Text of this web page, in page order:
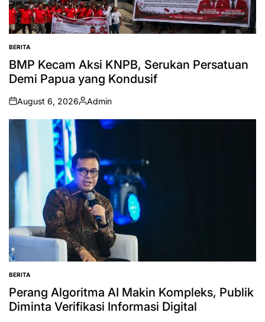
POSTED
IN
BERITA
BMP Kecam Aksi KNPB, Serukan Persatuan
Demi Papua yang Kondusif
on
August 6, 2026
Posted
by
Admin
POSTED
IN
BERITA
Perang Algoritma AI Makin Kompleks, Publik
Diminta Verifikasi Informasi Digital